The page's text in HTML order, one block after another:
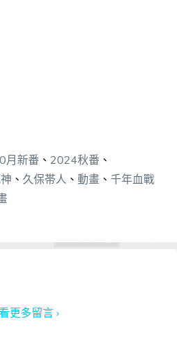
月新番 、 2024秋番 、
、 久保帯人 、 動畫 、 千年血戰
更多留言 ›